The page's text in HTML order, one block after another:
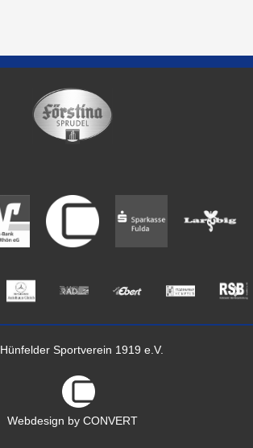
Hünfelder Sportverein 1919 e.V.
Webdesign by CONVERT